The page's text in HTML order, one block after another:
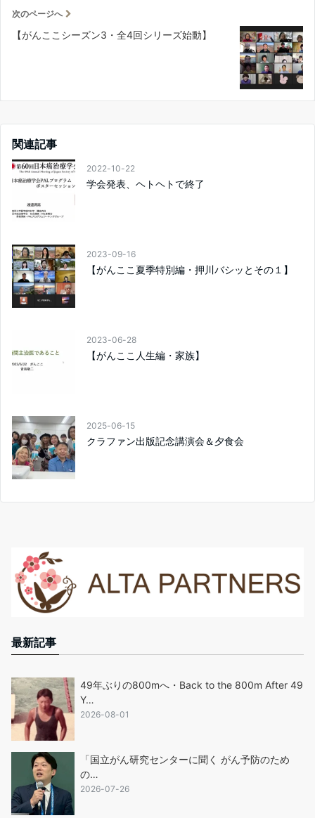
次のページへ
【がんここシーズン3・全4回シリーズ始動】
関連記事
2022-10-22
学会発表、ヘトヘトで終了
2023-09-16
【がんここ夏季特別編・押川バシッとその１】
2023-06-28
【がんここ人生編・家族】
2025-06-15
クラファン出版記念講演会＆夕食会
最新記事
49年ぶりの800mへ・Back to the 800m After 49
Y…
2026-08-01
「国立がん研究センターに聞く がん予防のため
の…
2026-07-26